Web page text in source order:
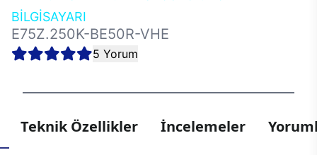
BİLGİSAYARI
E75Z.250K-BE50R-VHE
5 Yorum
Teknik Özellikler İncelemeler